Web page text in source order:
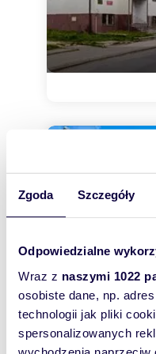
Zgoda Szczegóły
Odpowiedzialne
Wraz z naszymi 1022
osobiste dane, np.
technologii jak pliki
spersonalizowanych